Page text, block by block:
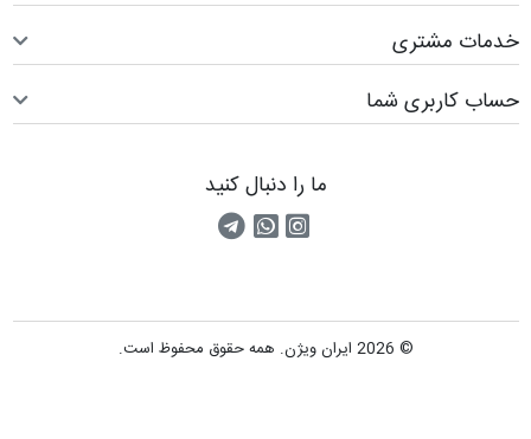
مشتری
شما
ما را دنبال کنید
اینستاگرام
پیام رسان واتس اپ
کانال تلگرام